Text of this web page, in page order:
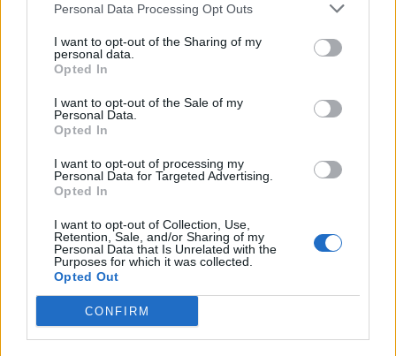
Personal Data Processing Opt Outs
I want to opt-out of the Sharing of my
personal data.
Opted In
I want to opt-out of the Sale of my
Personal Data.
Opted In
I want to opt-out of processing my
Personal Data for Targeted Advertising.
Opted In
I want to opt-out of Collection, Use,
Retention, Sale, and/or Sharing of my
Personal Data that Is Unrelated with the
Purposes for which it was collected.
Opted Out
CONFIRM
Ο Όμιλος Qualco επεκτείνει τη
την απόκτηση πλειοψηφικού
ποσοστού στη Multiverse
ΕΥΑΘ: Αποκτά νέες
06/08/26|17:41
Συναγερμός από τον ΕΦΕΤ –
Ανακαλεί καραμέλες-ζελεδάκια
με THC και CBD